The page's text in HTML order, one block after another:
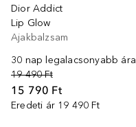
Dior Addict
Lip Glow
Ajakbalzsam
30 nap legalacsonyabb ára
19 490 Ft
15 790 Ft
Eredeti ár 19 490 Ft